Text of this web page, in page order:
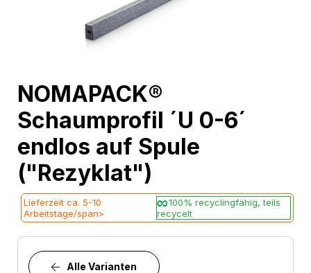
to
the
beginning
of
the
images
gallery
NOMAPACK®
Schaumprofil ´U 0-6´
endlos auf Spule
("Rezyklat")
Lieferzeit ca. 5-10
Arbeitstage/span>
100% recyclingfähig, teils
recycelt
Alle Varianten